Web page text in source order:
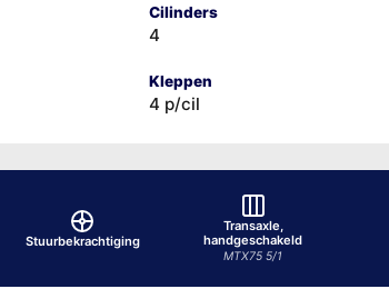
Cilinders
4
Kleppen
4 p/cil
Stuurbekrachtiging
Transaxle,
handgeschakeld
MTX75 5/1